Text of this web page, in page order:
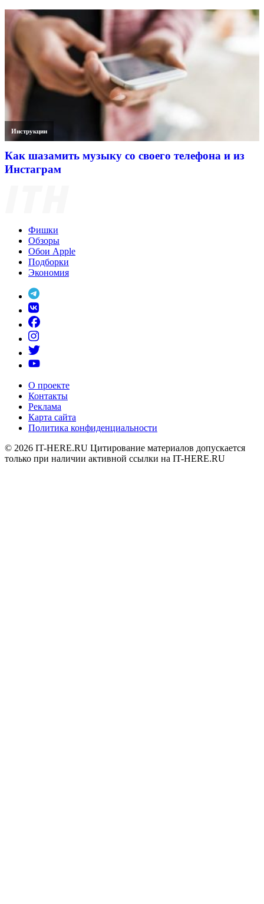
Инструкции
Как шазамить музыку со своего телефона и из
Инстаграм
Фишки
Обзоры
Обои Apple
Подборки
Экономия
О проекте
Контакты
Реклама
Карта сайта
Политика конфиденциальности
© 2026 IT-HERE.RU Цитирование материалов допускается
только при наличии активной ссылки на IT-HERE.RU